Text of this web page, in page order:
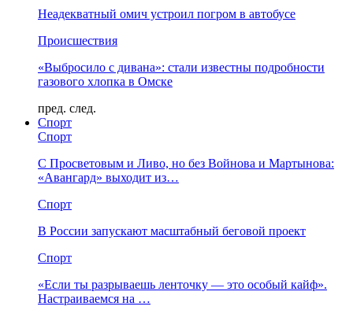
Неадекватный омич устроил погром в автобусе
Происшествия
«Выбросило с дивана»: стали известны подробности
газового хлопка в Омске
пред. след.
Спорт
Спорт
С Просветовым и Ливо, но без Войнова и Мартынова:
«Авангард» выходит из…
Спорт
В России запускают масштабный беговой проект
Спорт
«Если ты разрываешь ленточку — это особый кайф».
Настраиваемся на …